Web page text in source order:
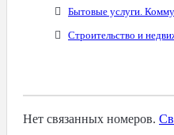
Бытовые услуги.
Строительство и
Нет связанных номеров.